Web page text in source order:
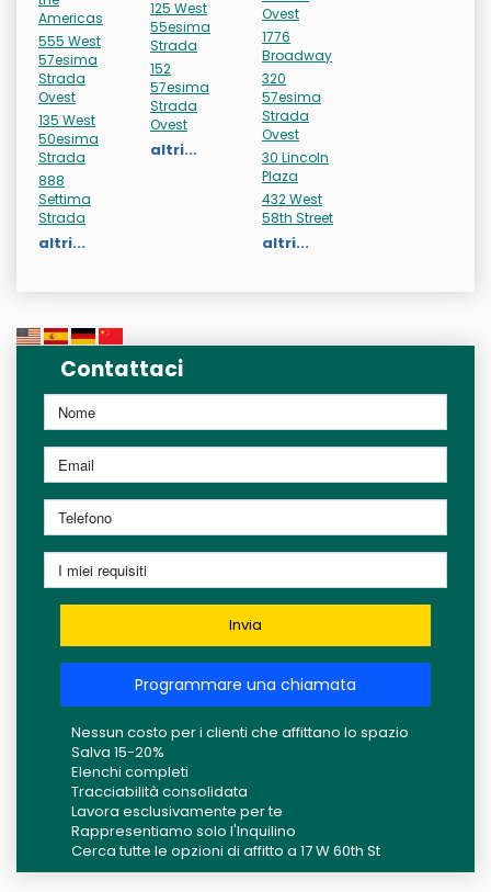
Americas
555 West
57esima
Strada
Ovest
135 West
50esima
Strada
888
Settima
Strada
altri...
125 West
55esima
Strada
152
57esima
Strada
Ovest
altri...
Ovest
1776
Broadway
320
57esima
Strada
Ovest
30 Lincoln
Plaza
432 West
58th Street
altri...
Contattaci
Invia
Programmare una chiamata
Nessun costo per i clienti che affittano lo spazio
Salva 15-20%
Elenchi completi
Tracciabilità consolidata
Lavora esclusivamente per te
Rappresentiamo solo l'Inquilino
Cerca tutte le opzioni di affitto a 17 W 60th St